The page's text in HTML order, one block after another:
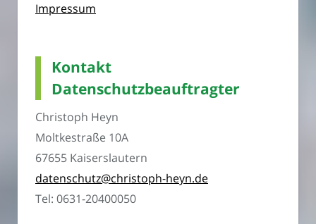
Impressum
Kontakt
Datenschutzbeauftragter
Christoph Heyn
Moltkestraße 10A
67655 Kaiserslautern
datenschutz@christoph-heyn.de
Tel: 0631-20400050